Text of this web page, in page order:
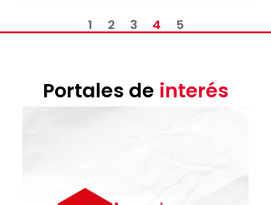
1 2 3 4 5
Portales de interés